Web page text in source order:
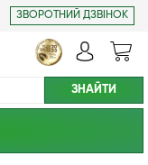
ЗВОРОТНИЙ ДЗВІНОК